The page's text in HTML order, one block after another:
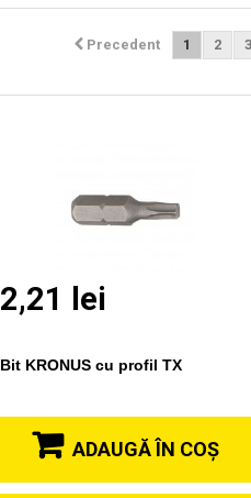
Precedent 1 2 3
2,21 lei
Bit KRONUS cu profil TX
ADAUGĂ ÎN COŞ